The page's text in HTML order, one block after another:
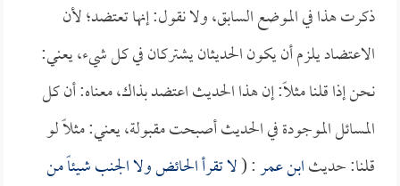
ذكرت هذا في الموضع السابق، ولا نقول: إنها تعتضد؛ لأن
الاعتضاد يلزم أن يكون الحديثان يشتركان في كل شيء، يعني:
نحن إذا قلنا مثلاً: إن هذا الحديث اعتضد بذاك، معناه: أن كل
المسائل الموجودة في الحديث أصبحت مقبولة، يعني: مثلاً لو
قلنا: حديثابن عمر: (لا تقرأ الحائض ولا الجنب شيئاً من